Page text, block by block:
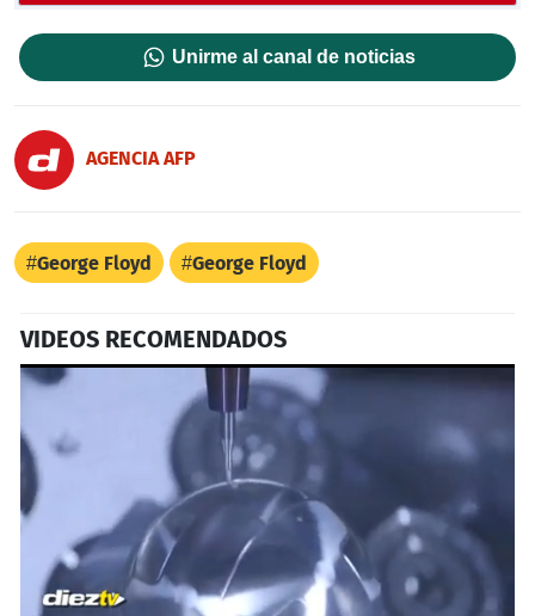
Unirme al canal de noticias
AGENCIA AFP
George Floyd George Floyd
VIDEOS RECOMENDADOS